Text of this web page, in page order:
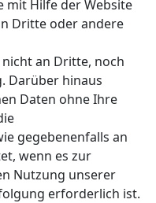
mit Hilfe der Website
Dritte oder andere
an Dritte, noch
Darüber hinaus
Daten ohne Ihre
gegebenenfalls an
wenn es zur
Nutzung unserer
erforderlich ist.